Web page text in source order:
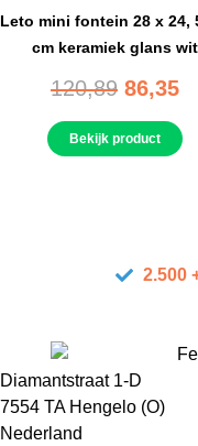
Leto mini fontein 28 x 24,
cm keramiek glans wit
120,89 86,35
Bekijk product
2.500
Diamantstraat 1-D
7554 TA Hengelo (O)
Nederland